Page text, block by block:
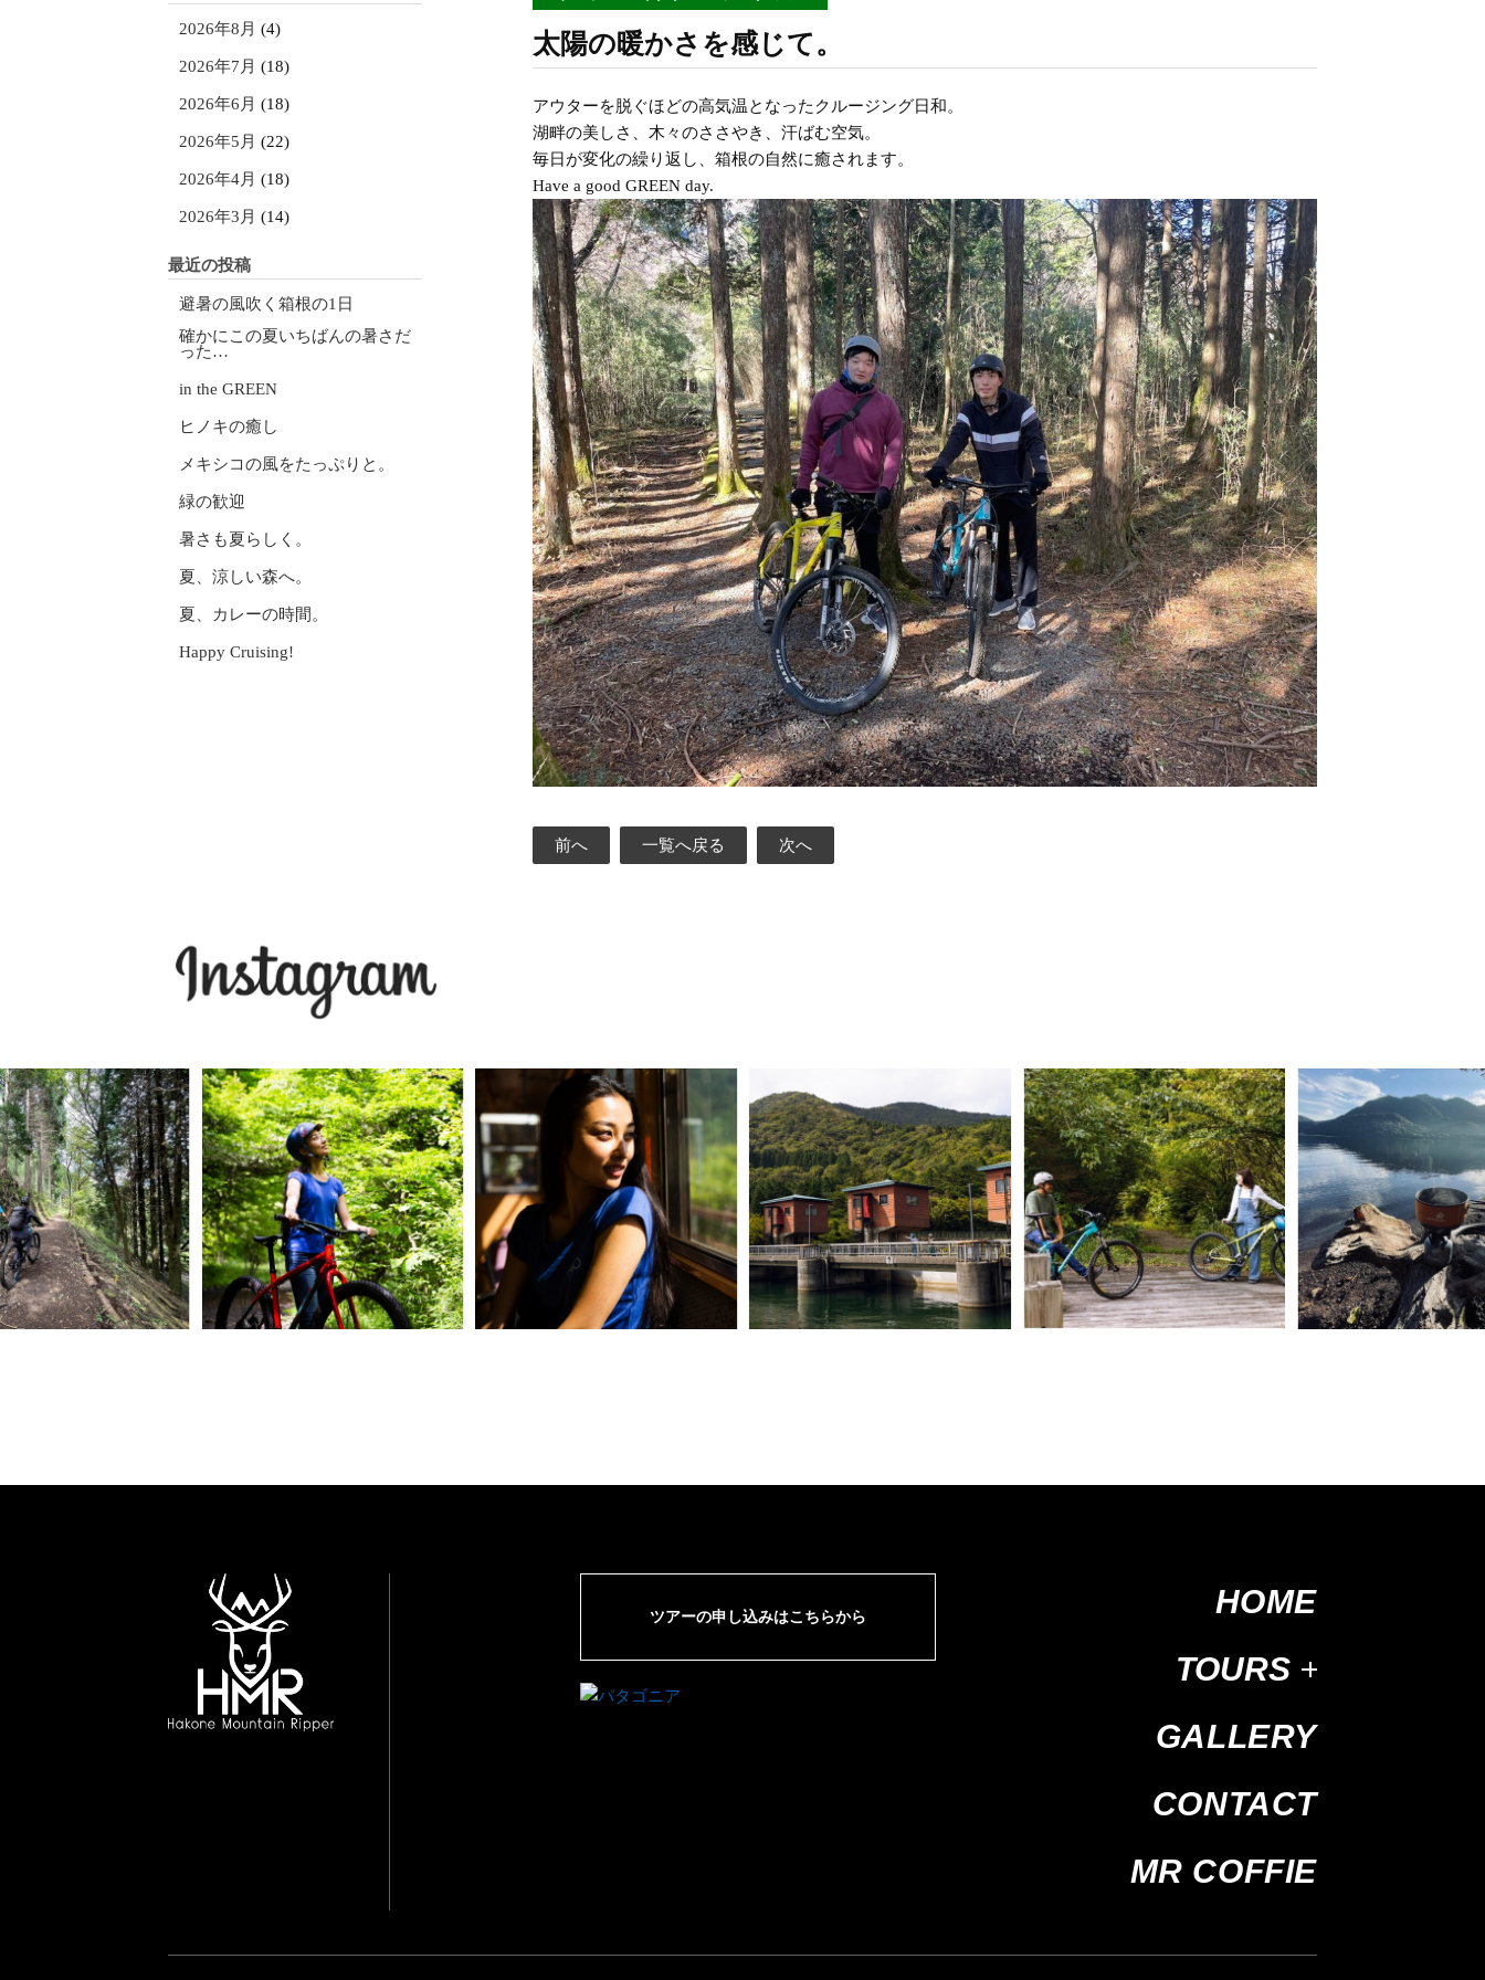
2026年8月 (4)
2026年7月 (18)
2026年6月 (18)
2026年5月 (22)
2026年4月 (18)
2026年3月 (14)
最近の投稿
避暑の風吹く箱根の1日
確かにこの夏いちばんの暑さだ
った…
in the GREEN
ヒノキの癒し
メキシコの風をたっぷりと。
緑の歓迎
暑さも夏らしく。
夏、涼しい森へ。
夏、カレーの時間。
Happy Cruising!
太陽の暖かさを感じて。
アウターを脱ぐほどの高気温となったクルージング日和。
湖畔の美しさ、木々のささやき、汗ばむ空気。
毎日が変化の繰り返し、箱根の自然に癒されます。
Have a good GREEN day.
前へ 一覧へ戻る 次へ
ツアーの申し込みはこちらから
HOME
TOURS
GALLERY
CONTACT
MR COFFIE